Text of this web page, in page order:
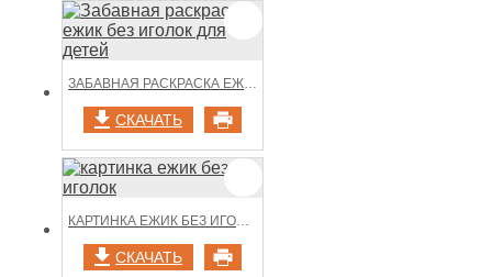
ЗАБАВНАЯ РАСКРАСКА ЕЖИК БЕЗ ИГОЛОК ДЛЯ ДЕТЕЙ
СКАЧАТЬ
КАРТИНКА ЕЖИК БЕЗ ИГОЛОК
СКАЧАТЬ